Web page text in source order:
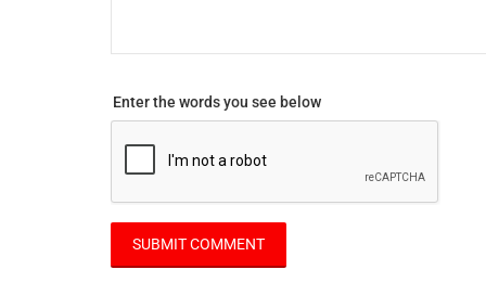
Enter the words you see below